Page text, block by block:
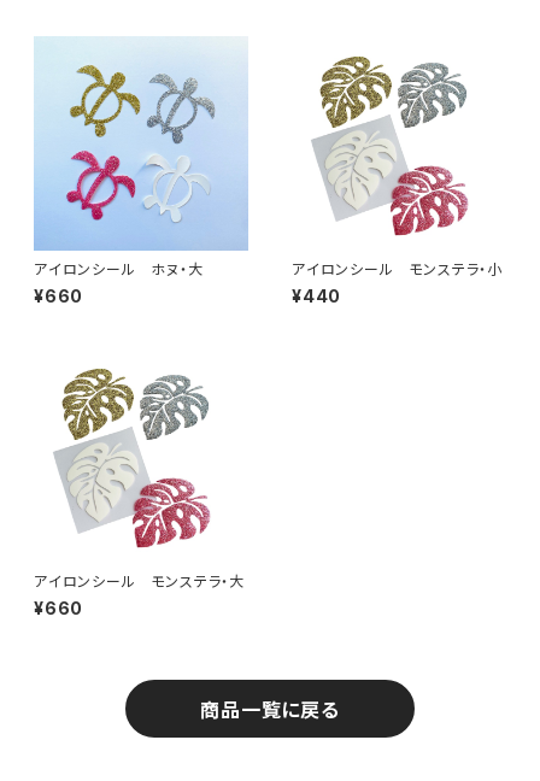
アイロンシール ホヌ・大
¥660
アイロンシール モンステラ・小
¥440
アイロンシール モンステラ・大
¥660
商品一覧に戻る